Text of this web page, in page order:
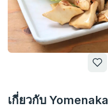
เกี่ยวกับ